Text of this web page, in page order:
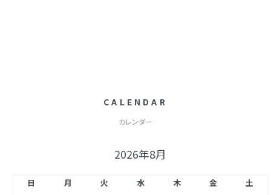
CALENDAR
カレンダー
2026年8月
日 月 火 水 木 金
土